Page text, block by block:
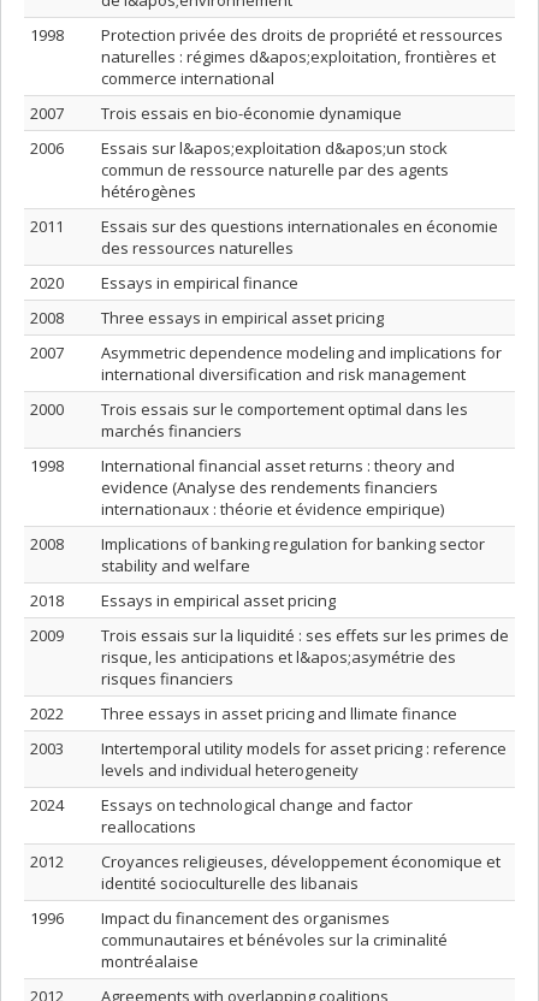
1998
Protection privée des droits de propriété et ressources
naturelles : régimes d&apos;exploitation, frontières et
commerce international
2007
Trois essais en bio-économie dynamique
2006
Essais sur l&apos;exploitation d&apos;un stock
commun de ressource naturelle par des agents
hétérogènes
2011
Essais sur des questions internationales en économie
des ressources naturelles
2020
Essays in empirical finance
2008
Three essays in empirical asset pricing
2007
Asymmetric dependence modeling and implications for
international diversification and risk management
2000
Trois essais sur le comportement optimal dans les
marchés financiers
1998
International financial asset returns : theory and
evidence (Analyse des rendements financiers
internationaux : théorie et évidence empirique)
2008
Implications of banking regulation for banking sector
stability and welfare
2018
Essays in empirical asset pricing
2009
Trois essais sur la liquidité : ses effets sur les primes de
risque, les anticipations et l&apos;asymétrie des
risques financiers
2022
Three essays in asset pricing and llimate finance
2003
Intertemporal utility models for asset pricing : reference
levels and individual heterogeneity
2024
Essays on technological change and factor
reallocations
2012
Croyances religieuses, développement économique et
identité socioculturelle des libanais
1996
Impact du financement des organismes
communautaires et bénévoles sur la criminalité
montréalaise
2012
Agreements with overlapping coalitions